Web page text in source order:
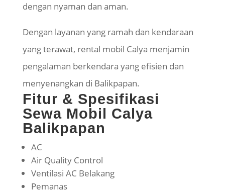
dengan nyaman dan aman.
Dengan layanan yang ramah dan kendaraan
yang terawat, rental mobil Calya menjamin
pengalaman berkendara yang efisien dan
menyenangkan di Balikpapan.
Fitur & Spesifikasi
Sewa Mobil Calya
Balikpapan
AC
Air Quality Control
Ventilasi AC Belakang
Pemanas